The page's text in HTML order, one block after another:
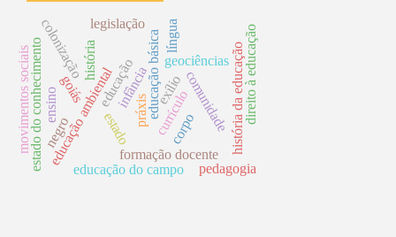
infância
história
corpo
geociências
educação ambientaleducação comunidade
colonização
estado
negro história da educação
goiás
formação docente
educação básica
estado do conhecimento educação do campo
legislação
movimentos sociais direito à educação
pedagogia
ensino currículo
exílio
práxis
língua